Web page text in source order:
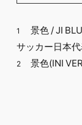
1
景色 / JI
サッカー日本
2 景色(INI